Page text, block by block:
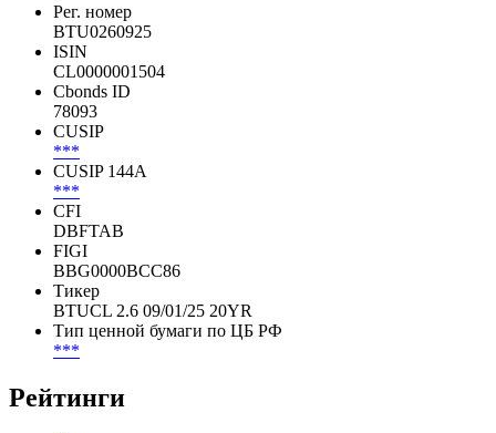
Рег. номер
BTU0260925
ISIN
CL0000001504
Cbonds ID
78093
CUSIP
***
CUSIP 144A
***
CFI
DBFTAB
FIGI
BBG0000BCC86
Тикер
BTUCL 2.6 09/01/25 20YR
Тип ценной бумаги по ЦБ РФ
***
Рейтинги